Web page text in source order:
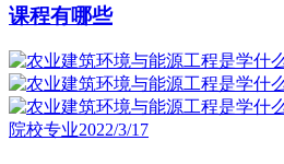
课程有哪些
院校专业2022/3/17